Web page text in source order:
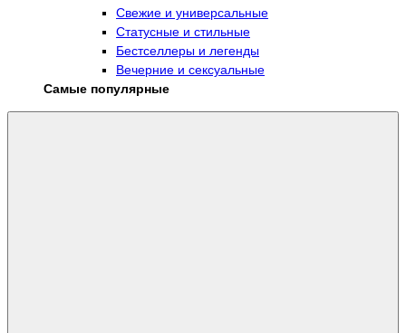
Свежие и универсальные
Статусные и стильные
Бестселлеры и легенды
Вечерние и сексуальные
Самые популярные